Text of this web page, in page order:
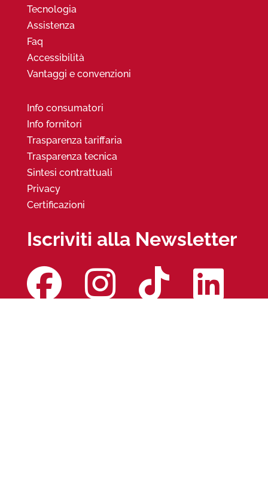
Tecnologia
Assistenza
Faq
Accessibilità
Vantaggi e convenzioni
Info consumatori
Info fornitori
Trasparenza tariffaria
Trasparenza tecnica
Sintesi contrattuali
Privacy
Certificazioni
Iscriviti alla Newsletter